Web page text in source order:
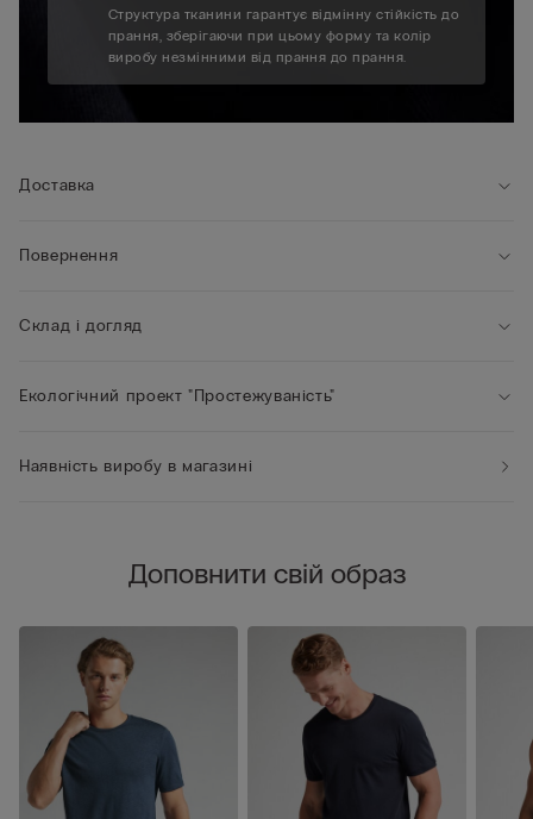
Структура тканини гарантує відмінну стійкість до
прання, зберігаючи при цьому форму та колір
виробу незмінними від прання до прання.
Доставка
Повернення
Склад і догляд
Екологічний проект "Простежуваність"
Наявність виробу в магазині
Доповнити свій образ